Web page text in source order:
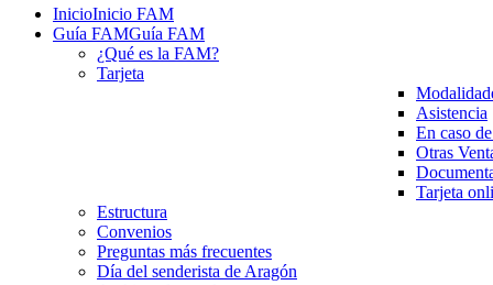
InicioInicio FAM
Guía FAMGuía FAM
¿Qué es la FAM?
Tarjeta
Asistencia
En caso
Otras
Tarjeta
Estructura
Convenios
Preguntas más frecuentes
Día del senderista de Aragón